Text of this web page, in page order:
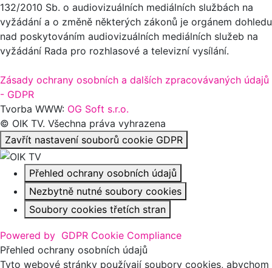
132/2010 Sb. o audiovizuálních mediálních službách na
vyžádání a o změně některých zákonů je orgánem dohledu
nad poskytováním audiovizuálních mediálních služeb na
vyžádání Rada pro rozhlasové a televizní vysílání.
Zásady ochrany osobních a dalších zpracovávaných údajů
- GDPR
Tvorba WWW: OG Soft s.r.o.
© OIK TV. Všechna práva vyhrazena
Zavřít nastavení souborů cookie GDPR
Přehled ochrany osobních údajů
Nezbytně nutné soubory cookies
Soubory cookies třetích stran
Powered by GDPR Cookie Compliance
Přehled ochrany osobních údajů
Tyto webové stránky používají soubory cookies, abychom